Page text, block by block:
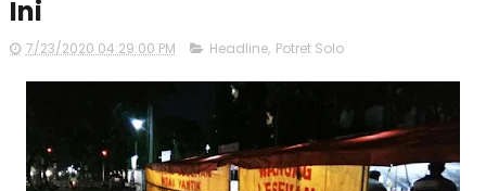
Ini
7/23/2020 04:29:00 PM Headline, Potret Solo